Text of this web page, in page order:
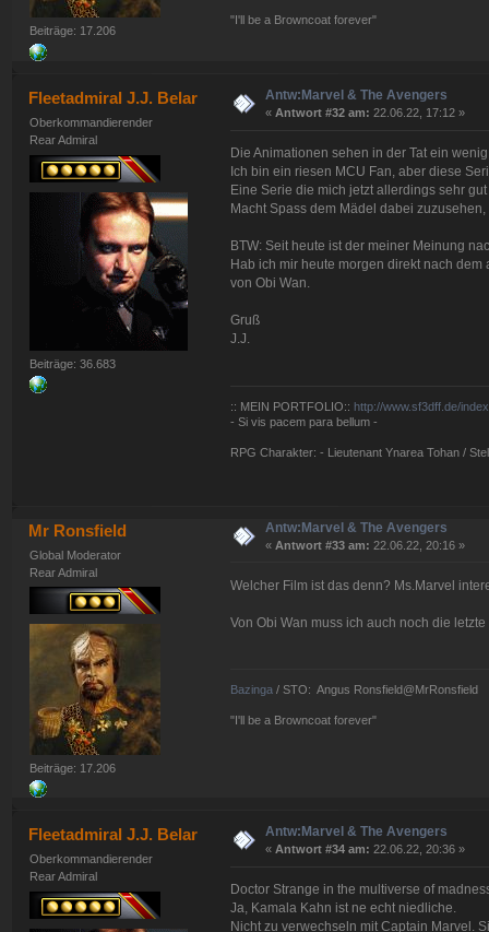
Beiträge: 17.206
"I'll be a Browncoat forever"
Fleetadmiral J.J. Belar
Oberkommandierender
Rear Admiral
Beiträge: 36.683
Antw:Marvel & The Avengers
« Antwort #32 am: 22.06.22, 17:12 »
Die Animationen sehen in der Tat ein
Ich bin ein riesen MCU Fan, aber diese
Eine Serie die mich jetzt allerdings sehr
Macht Spass dem Mädel dabei
BTW: Seit heute ist der meiner Meinung
Hab ich mir heute morgen direkt nach
von Obi Wan.
Gruß
J.J.
:: MEIN PORTFOLIO:: http://www.sf3dff.de/
- Si vis pacem para bellum -
RPG Charakter: - Lieutenant Ynarea Tohan /
Mr Ronsfield
Global Moderator
Rear Admiral
Beiträge: 17.206
Antw:Marvel & The Avengers
« Antwort #33 am: 22.06.22, 20:16 »
Welcher Film ist das denn? Ms.Marvel
Von Obi Wan muss ich auch noch die
Bazinga/ STO: Angus Ronsfield@MrRonsfield
"I'll be a Browncoat forever"
Fleetadmiral J.J. Belar
Oberkommandierender
Rear Admiral
Antw:Marvel & The Avengers
« Antwort #34 am: 22.06.22, 20:36 »
Doctor Strange in the multiverse of
Ja, Kamala Kahn ist ne echt niedliche.
Nicht zu verwechseln mit Captain Marvel.